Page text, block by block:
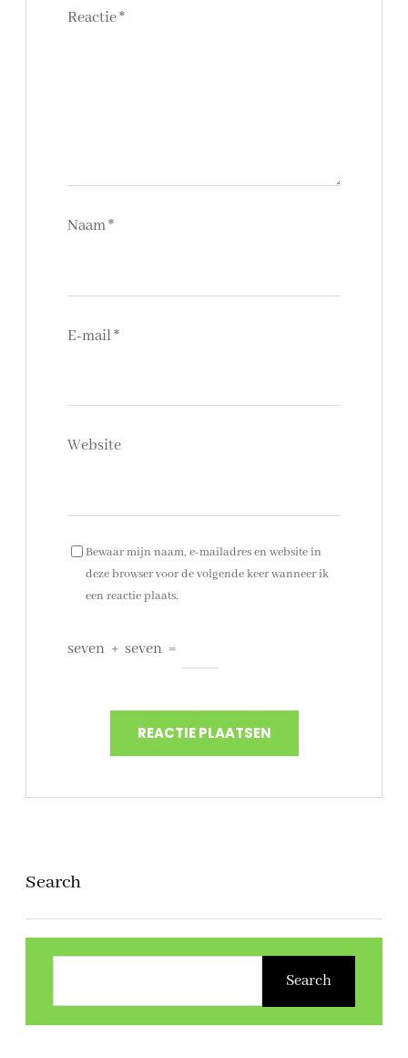
Reactie*
Naam*
E-mail*
Website
Bewaar mijn naam, e-mailadres en website in
deze browser voor de volgende keer wanneer ik
een reactie plaats.
seven + seven =
Search
k
Search